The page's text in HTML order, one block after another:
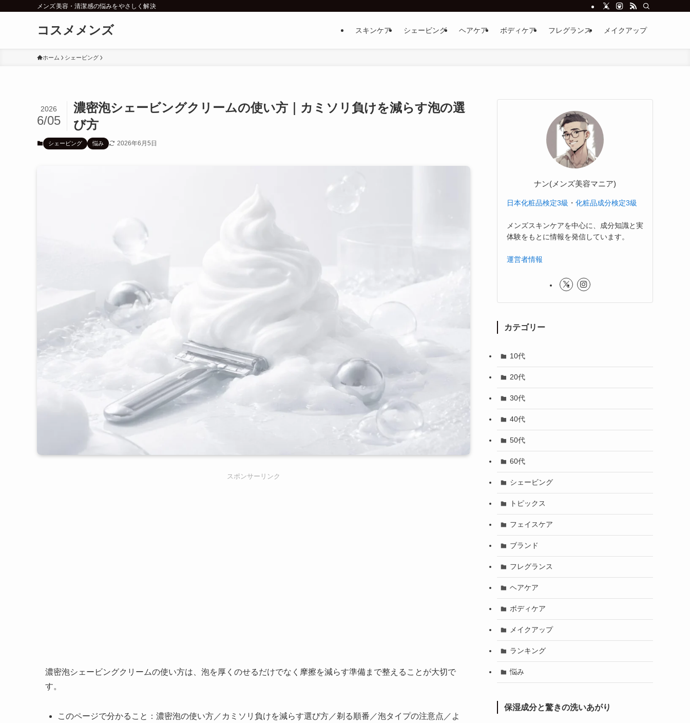
メンズ美容・清潔感の悩みをやさしく解決
コスメメンズ スキンケア シェービング ヘアケア ボディケア フレグランス メイクアップ
ホーム シェービング
濃密泡シェービングクリームの使い方｜カミソリ負けを減らす泡の選
び方
2026
6/05
シェービング 悩み 2026年6月5日
スポンサーリンク
濃密泡シェービングクリームの使い方は、泡を厚くのせるだけでなく摩擦を減らす準備まで整えることが大切で
す。
このページで分かること：濃密泡の使い方／カミソリ負けを減らす選び方／剃る順番／泡タイプの注意点／よ
ナン(メンズ美容マニア)
日本化粧品検定3級 ・ 化粧品成分検定3級
メンズスキンケアを中心に、成分知識と実
体験をもとに情報を発信しています。
運営者情報
カテゴリー
10代
20代
30代
40代
50代
60代
シェービング
トピックス
フェイスケア
ブランド
フレグランス
ヘアケア
ボディケア
メイクアップ
ランキング
悩み
保湿成分と驚きの洗いあがり